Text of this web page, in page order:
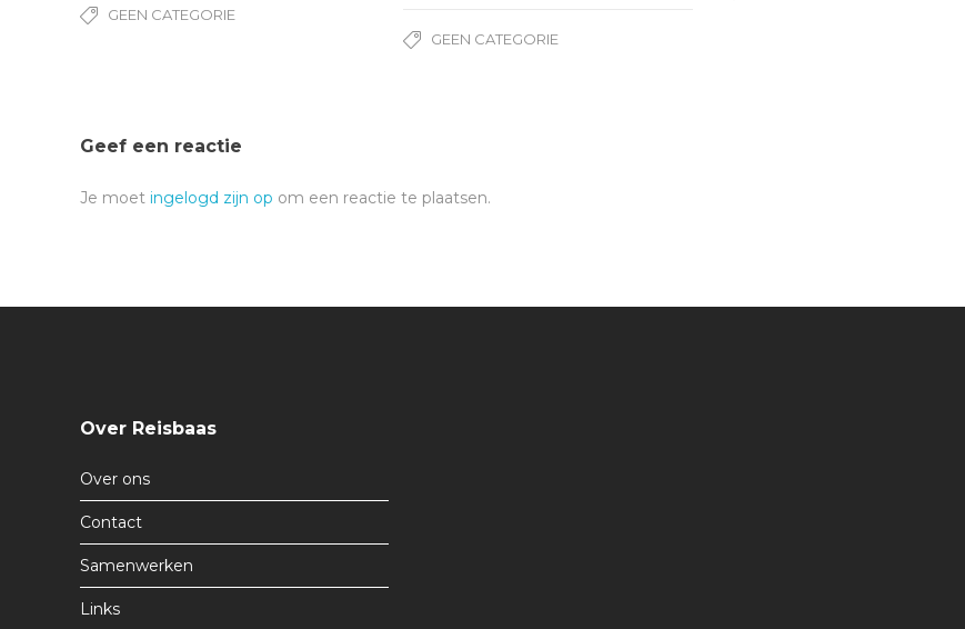
GEEN CATEGORIE
GEEN CATEGORIE
Geef een reactie
Je moet ingelogd zijn op om een reactie te plaatsen.
Over Reisbaas
Over ons
Contact
Samenwerken
Links